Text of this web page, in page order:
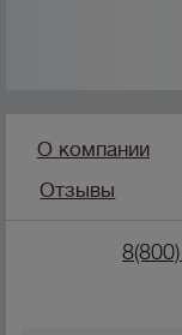
О компании
Отзывы